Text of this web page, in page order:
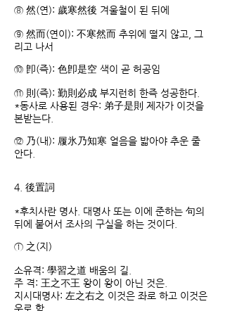
⑧ 然(연): 歲寒然後 겨울철이 된 뒤에
⑨ 然而(연이): 不寒然而 추위에 떨지 않고, 그
리고 나서
⑩ 卽(즉): 色卽是空 색이 곧 허공임
⑪ 則(즉): 勤則必成 부지런히 한즉 성공한다.
*동사로 사용된 경우: 弟子是則 제자가 이것을
본받는다.
⑫ 乃(내): 履氷乃知寒 얼음을 밟아야 추운 줄
안다.
4. 後置詞
*후치사란 명사. 대명사 또는 이에 준하는 句의
뒤에 붙어서 조사의 구실을 하는 것이다.
① 之(지)
소유격: 學習之道 배움의 길.
주 격: 王之不王 왕이 왕이 아닌 것은.
지시대명사: 左之右之 이것은 좌로 하고 이것은
우로 함.